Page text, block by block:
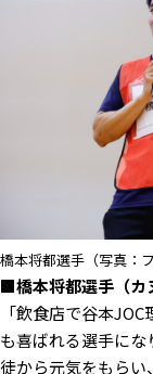
橋本将都選手（写真：
■橋本将都選手（カ
「飲食店で谷本
も喜ばれる選手に
徒から元気をもら